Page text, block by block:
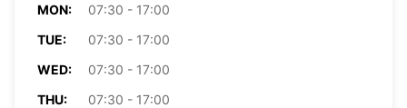
MON:
07:30 - 17:00
TUE:
07:30 - 17:00
WED:
07:30 - 17:00
THU:
07:30 - 17:00